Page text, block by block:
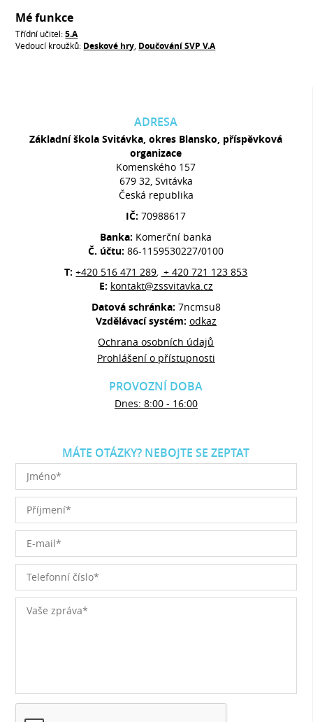
Mé funkce
Třídní učitel:5.A
Vedoucí kroužků: Deskové hry Doučování SVP V.A
ADRESA
Základní škola Svitávka, okres Blansko, příspěvková
organizace
Komenského 157
679 32, Svitávka
Česká republika
IČ:70988617
Banka: Komerční banka
Č. účtu:86-1159530227/0100
T:+420 516 471 289, + 420 721 123 853
E: kontakt@zssvitavka.cz
Datová schránka: 7ncmsu8
Vzdělávací systém: odkaz
Ochrana osobních údajů
Prohlášení o přístupnosti
PROVOZNÍ DOBA
Dnes: 8:00 - 16:00
MÁTE OTÁZKY? NEBOJTE SE ZEPTAT